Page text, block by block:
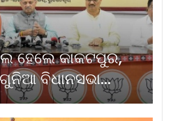
ହେଲେ କାକଟପୁର,
ବିଧାନସଭା…